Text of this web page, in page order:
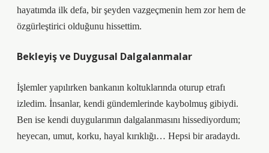
hayatımda ilk defa, bir şeyden vazgeçmenin hem zor hem de
özgürleştirici olduğunu hissettim.
Bekleyiş ve Duygusal Dalgalanmalar
İşlemler yapılırken bankanın koltuklarında oturup etrafı
izledim. İnsanlar, kendi gündemlerinde kaybolmuş gibiydi.
Ben ise kendi duygularımın dalgalanmasını hissediyordum;
heyecan, umut, korku, hayal kırıklığı… Hepsi bir aradaydı.